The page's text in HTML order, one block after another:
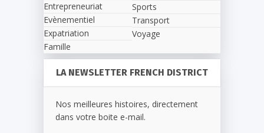
Entrepreneuriat
Evènementiel
Expatriation
Famille
Sports
Transport
Voyage
LA NEWSLETTER FRENCH DISTRICT
Nos meilleures histoires, directement
dans votre boite e-mail.